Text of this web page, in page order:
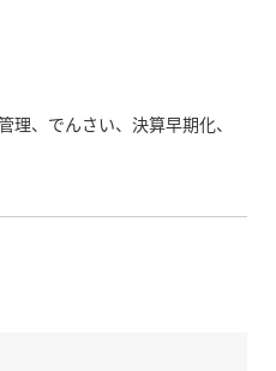
理、でんさい、決算早期化、